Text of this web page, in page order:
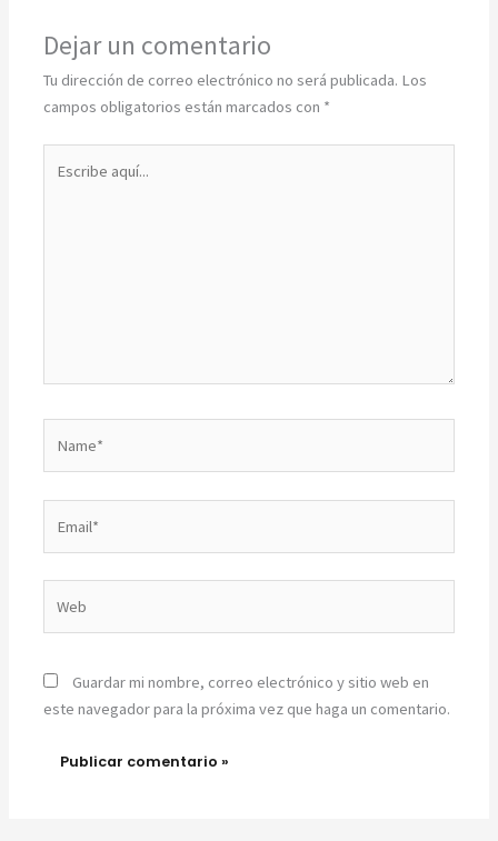
Dejar un comentario
Tu dirección de correo electrónico no será publicada. Los
campos obligatorios están marcados con *
aquí...
Guardar mi nombre, correo electrónico y sitio web en
este navegador para la próxima vez que haga un comentario.